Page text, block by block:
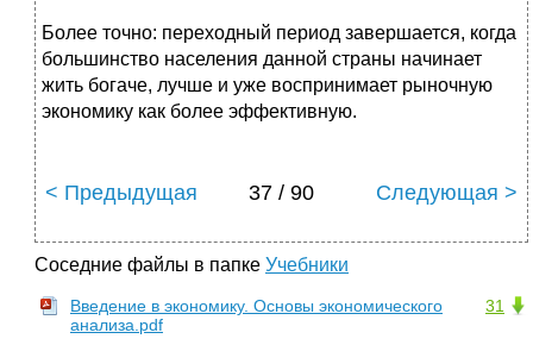
Более точно: переходный период завершается, когда
большинство населения данной страны начинает
жить богаче, лучше и уже воспринимает рыночную
экономику как более эффективную.
< Предыдущая 37 / 90 Следующая >
Соседние файлы в папке Учебники
31
Введение в экономику. Основы экономического
анализа.pdf